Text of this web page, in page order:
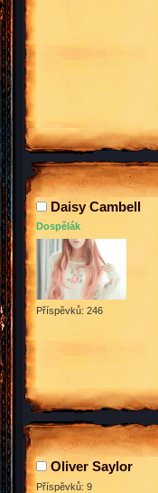
Daisy Cambell
Dospělák
Příspěvků: 246
Oliver Saylor
Příspěvků: 9